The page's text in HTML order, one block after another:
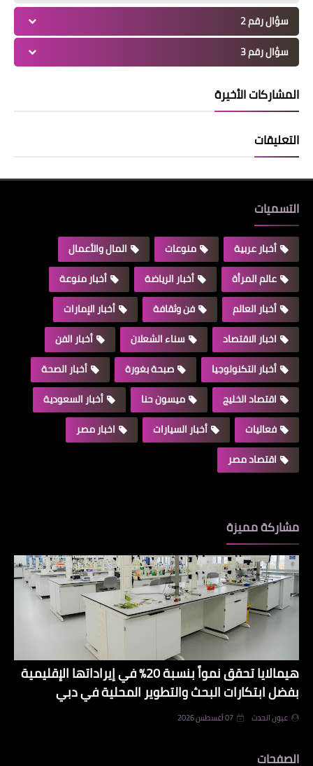
سؤال رقم 2
سؤال رقم 3
المشاركات الأخيرة
التعليقات
التسميات
أخبار عربية منوعات
المال والأعمال
عالم المرأة
أخبار الرياضة
أخبار منوعة
أخبار العالم
فن وثقافة
أخبار الإمارات
اخبار الاقتصاد
سناء الشعلان
أخبار الفن
أخبار التكنولوجيا
صبحة بغورة
أخبار الصحة
اقتصاد الخليج
ميسون حنا
أخبار السعودية
فعاليات
أخبار السيارات
اخبار مصر
اقتصاد مصر
مشاركة مميزة
هيمالايا تحقق نمواً بنسبة 20% في إيراداتها الإقليمية
بفضل ابتكارات البحث والتطوير المحلية في دبي
عيون الحدث 07 أغسطس 2026
الصفحات